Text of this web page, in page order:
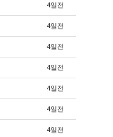
4일전
4일전
4일전
4일전
4일전
4일전
4일전